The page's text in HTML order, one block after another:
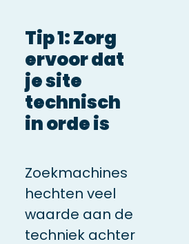
Tip 1: Zorg
ervoor dat
je site
technisch
in orde is
Zoekmachines
hechten veel
waarde aan de
techniek achter